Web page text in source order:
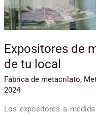
Expositores de
de tu local
Fábrica de metacrilato,
2024
Los expositores a